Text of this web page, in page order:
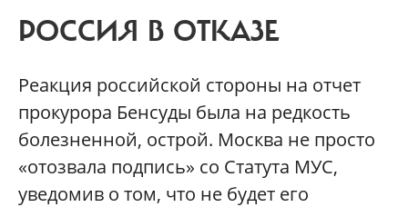
РОССИЯ В ОТКАЗЕ
Реакция российской стороны на отчет
прокурора Бенсуды была на редкость
болезненной, острой. Москва не просто
«отозвала подпись» со Статута МУС,
уведомив о том, что не будет его